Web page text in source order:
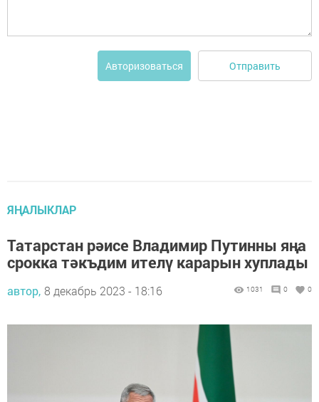
Авторизоваться Отправить
ЯҢАЛЫКЛАР
Татарстан рәисе Владимир Путинны яңа
срокка тәкъдим ителү карарын хуплады
автор, 8 декабрь 2023 - 18:16 1031 0 0